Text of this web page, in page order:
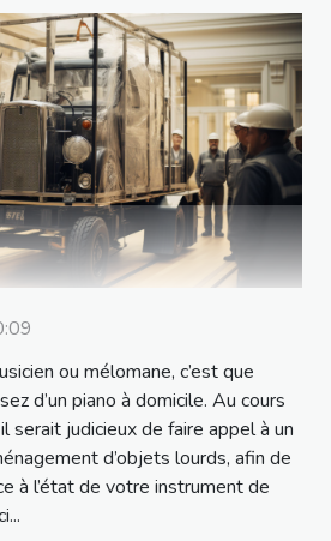
ou mélomane, c’est que
d’un piano à domicile. Au cours
serait judicieux de faire appel à un
d’objets lourds, afin de
à l’état de votre instrument de